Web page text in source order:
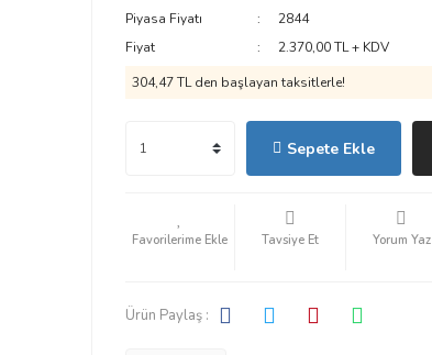
Piyasa Fiyatı
2844
Fiyat
2.370,00 TL + KDV
304,47 TL den başlayan taksitlerle!
Sepete Ekle
Tavsiye Et Yorum Yaz
Ürün Paylaş :